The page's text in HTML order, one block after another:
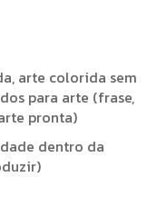
arte colorida sem
para arte (frase,
pronta)
dentro da